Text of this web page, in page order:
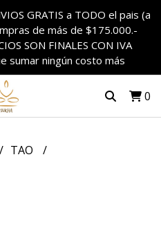
GRATIS a TODO el pais (a
de más de $175.000.-
SON FINALES CON IVA
sumar ningún costo más
0
TAO